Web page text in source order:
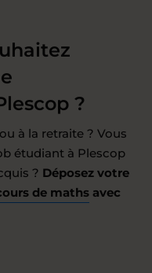
?
à la retraite ? Vous
étudiant à Plescop
? Déposez votre
de maths avec